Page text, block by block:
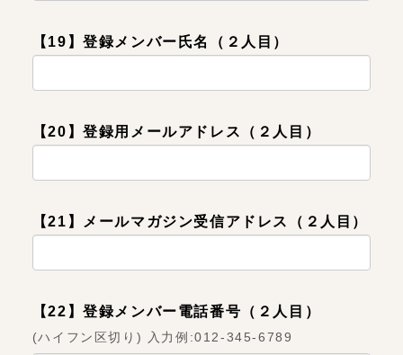
【19】登録メンバー氏名（２人目）
【20】登録用メールアドレス（２人目）
【21】メールマガジン受信アドレス（２人目）
【22】登録メンバー電話番号（２人目）
(ハイフン区切り) 入力例:012-345-6789